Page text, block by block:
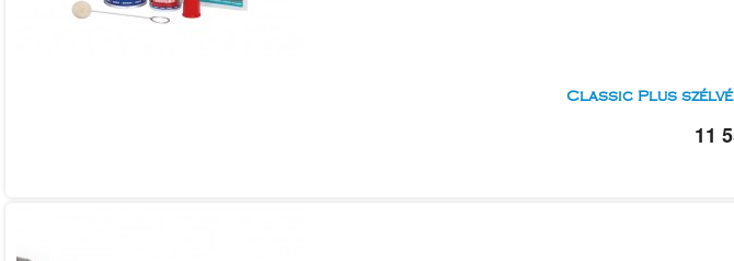
Classic Plus
11